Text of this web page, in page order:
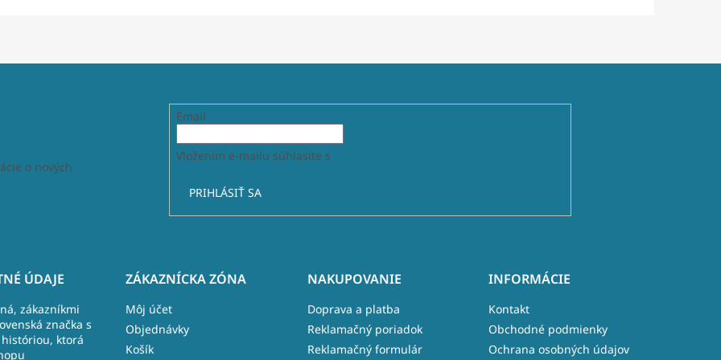
o nových
Email
Vložením e-mailu súhlasíte s
PRIHLÁSIŤ SA
ÚDAJE
zákazníkmi
značka s
ktorá
ZÁKAZNÍCKA ZÓNA
Môj účet
Objednávky
Košík
NAKUPOVANIE
Doprava a platba
Reklamačný poriadok
Reklamačný formulár
INFORMÁCIE
Kontakt
Obchodné podmienky
Ochrana osobných údajov